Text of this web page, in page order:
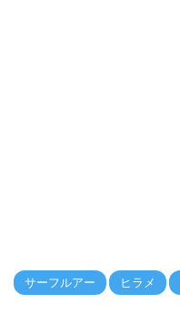
サーフルアー ヒラメ